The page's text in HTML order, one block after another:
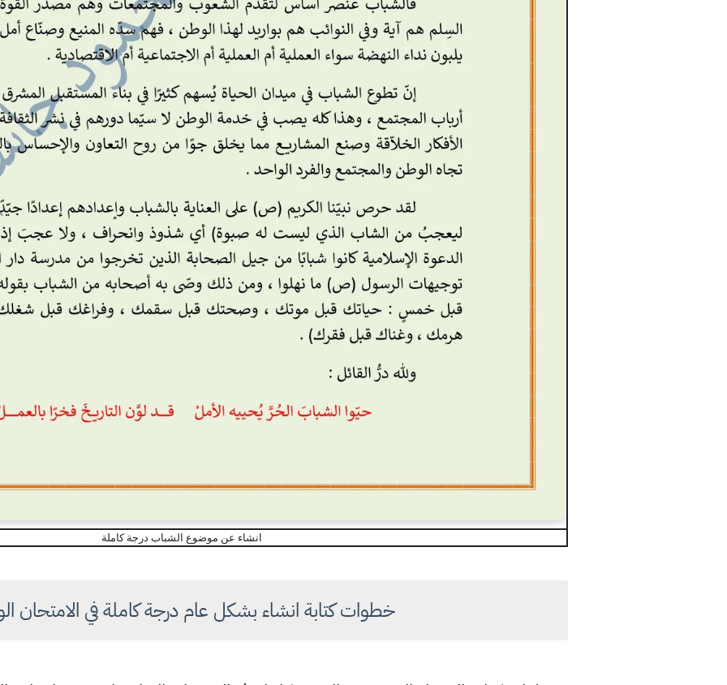
انشاء عن موضوع الشباب درجة كاملة
خطوات كتابة انشاء بشكل عام درجة كاملة في الامتحان